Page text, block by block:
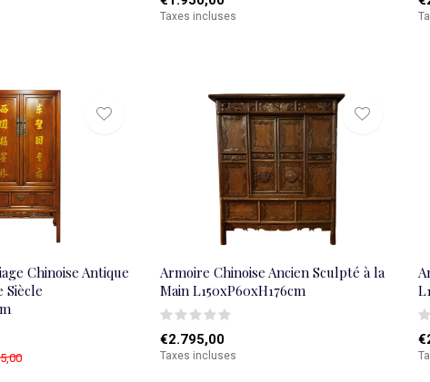
Taxes incluses
Chinoise Antique
Siècle
Armoire Chinoise Ancien Sculpté à la
Main L150xP60xH176cm
€2.795,00
Taxes incluses